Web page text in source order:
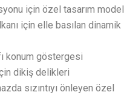
için özel tasarım model
için elle basılan dinamik
konum göstergesi
dikiş delikleri
sızıntıyı önleyen özel